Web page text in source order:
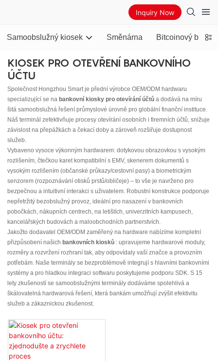
Inquiry Now
Samoobslužný kiosek Směnárna Bitcoinový
KIOSEK PRO OTEVŘENÍ BANKOVNÍHO
ÚČTU
Společnost Hongzhou Smart je přední výrobce OEM/ODM hardwaru
specializující se na bankovní kiosky pro otevírání účtů a dodává na míru
šitá samoobslužná řešení průmyslové úrovně pro globální finanční instituce.
Náš terminál zefektivňuje procesy otevírání osobních i firemních účtů, snižuje
závislost na přepážkách a čekací doby a zároveň rozšiřuje dostupnost
služeb.
Vybaveno vysoce výkonným hardwarem: dotykovou obrazovkou s vysokým
rozlišením, čtečkou karet kompatibilní s EMV, skenerem dokumentů s
vysokým rozlišením (občanské průkazy/cestovní pasy) a biometrickým
senzorem (rozpoznávání otisků prstů/obličeje) – to vše je navrženo pro
bezpečnou a intuitivní interakci s uživatelem. Robustní konstrukce podporuje
nepřetržitý bezobslužný provoz, ideální pro nasazení v bankovních
pobočkách, nákupních centrech, na letištích, univerzitních kampusech,
kancelářských budovách a maloobchodních partnerstvích.
Jakožto dodavatel OEM/ODM zaměřený na hardware nabízíme kompletní
přizpůsobení našich bankovních kiosků : upravujeme hardwarové moduly,
rozměry a rozvržení rozhraní tak, aby odpovídaly vaší značce a provozním
potřebám. Naše terminály se bezproblémově integrují s hlavními bankovními
systémy a pro hladkou integraci softwaru poskytujeme podporu SDK. S 15
lety zkušeností se samoobslužnými terminály dodáváme spolehlivá a
škálovatelná hardwarová řešení, která bankám umožňují zvýšit efektivitu
služeb a zákaznickou zkušenost.